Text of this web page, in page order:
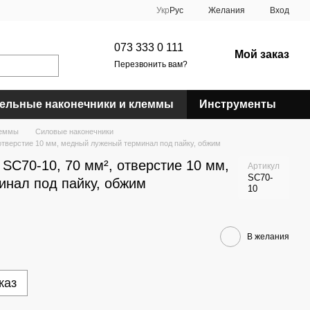
Укр Рус Желания Вход
073 333 0 111
Перезвонить вам?
Мой заказ
наконечники и клеммы Инструменты
Силовые наконечники
10 мм, медный луженый терминал под пайку, обжим
10, 70 мм², отверстие 10 мм,
под пайку, обжим
Артикул
SC70-
10
В желания